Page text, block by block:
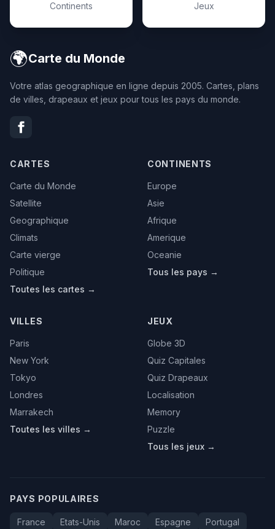
Continents Jeux
🌍Carte du Monde
Votre atlas geographique en ligne depuis 2005. Cartes, plans
de villes, drapeaux et jeux pour tous les pays du monde.
CARTES
Carte du Monde
Satellite
Geographique
Climats
Carte vierge
Politique
Toutes les cartes →
CONTINENTS
Europe
Asie
Afrique
Amerique
Oceanie
Tous les pays →
VILLES
Paris
New York
Tokyo
Londres
Marrakech
Toutes les villes →
JEUX
Globe 3D
Quiz Capitales
Quiz Drapeaux
Localisation
Memory
Puzzle
Tous les jeux →
PAYS POPULAIRES
France Etats-Unis Maroc Espagne
Portugal